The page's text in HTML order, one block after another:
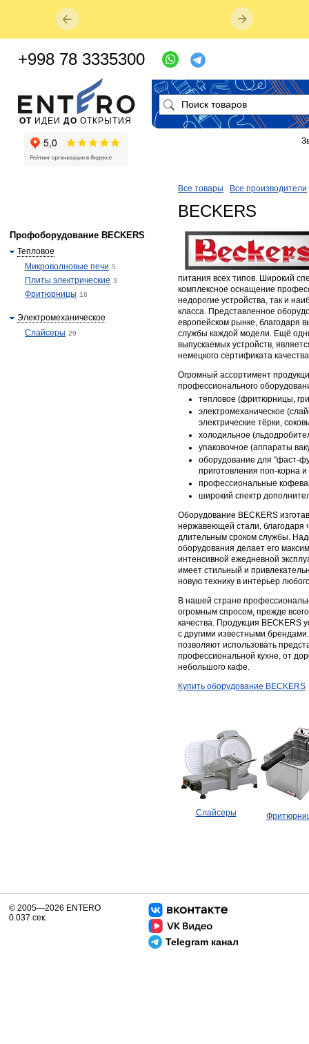
Все товары Все производители
BECKERS
питания всех типов. Широкий
комплексное оснащение
недорогие устройства, так и
класса. Представленное
европейском рынке, благодаря
службы каждой модели. Ещё
выпускаемых устройств,
немецкого сертификата
Огромный ассортимент
профессионального
тепловое (фритюрницы,
электромеханическое
электрические тёрки,
холодильное
упаковочное (аппараты
оборудование для "фаст-
приготовления поп-корна
профессиональные
широкий спектр
Оборудование BECKERS
нержавеющей стали, благодаря
длительным сроком службы.
оборудования делает его
интенсивной ежедневной
имеет стильный и
новую технику в интерьер
В нашей стране
огромным спросом, прежде
качества. Продукция BECKERS
с другими известными
позволяют использовать
профессиональной кухне, от
небольшого кафе.
Купить оборудование BECKERS
Слайсеры
Профоборудование BECKERS
Тепловое
Микроволновые печи 5
Плиты электрические 3
Фритюрницы 16
Электромеханическое
Слайсеры 29
ОТ ИДЕИ ДО ОТКРЫТИЯ
+998 78 3335300
Telegram канал
© 2005—2026 ENTERO
0.037 сек.